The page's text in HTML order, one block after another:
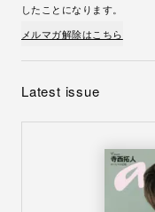
したことになります。
メルマガ解除はこちら
Latest issue